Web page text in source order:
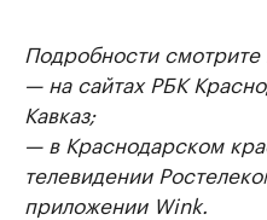
Подробности смотрите
— на сайтах РБК
Кавказ;
— в Краснодарском
телевидении
приложении Wink.